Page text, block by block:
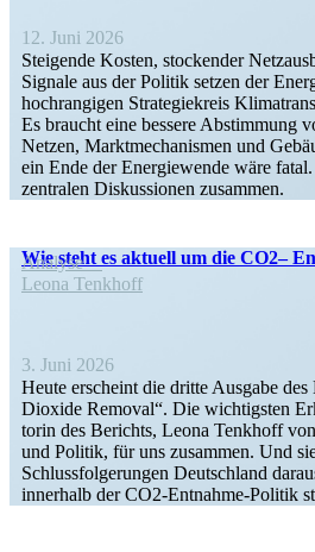
12. Juni 2026
Steigende Kosten, stockender
Signale aus der Politik setzen der
hochran­gigen Strate­gie­kreis
Es braucht eine bessere Abstimmung
Netzen, Markt­me­cha­nismen und
ein Ende der Energie­wende wäre
zentralen Diskus­sionen zusammen.
Wie steht es aktuell um die CO2–
Analyse
Leona Tenkhoff
3. Juni 2026
Heute erscheint die dritte Ausgabe
Dioxide Removal“. Die wichtigsten
torin des Berichts, Leona Tenkhoff
und Politik, für uns zusammen. Und
Schluss­fol­ge­rungen Deutschland
innerhalb der CO2-Entnahme-Politik